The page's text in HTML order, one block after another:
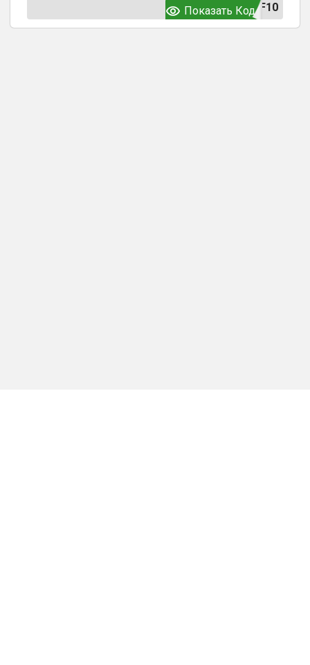
F10
Показать Код